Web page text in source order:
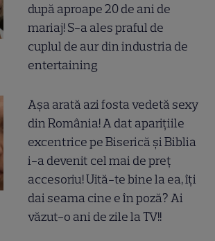
după aproape 20 de ani de
mariaj! S-a ales praful de
cuplul de aur din industria de
entertaining
Așa arată azi fosta vedetă sexy
din România! A dat aparițiile
excentrice pe Biserică și Biblia
i-a devenit cel mai de preț
accesoriu! Uită-te bine la ea, îți
dai seama cine e în poză? Ai
văzut-o ani de zile la TV!!